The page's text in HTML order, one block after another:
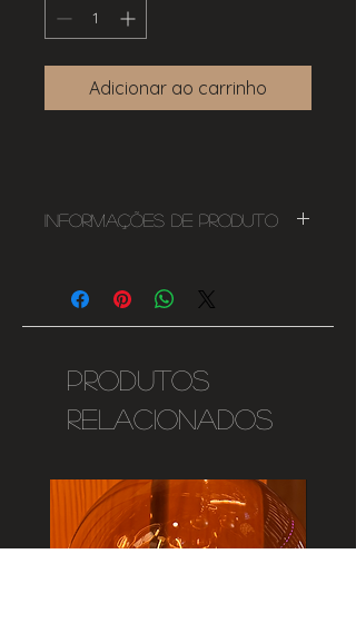
Adicionar ao carrinho
Informações de Produto
Consultar sugestões em
Produtos
relacionados